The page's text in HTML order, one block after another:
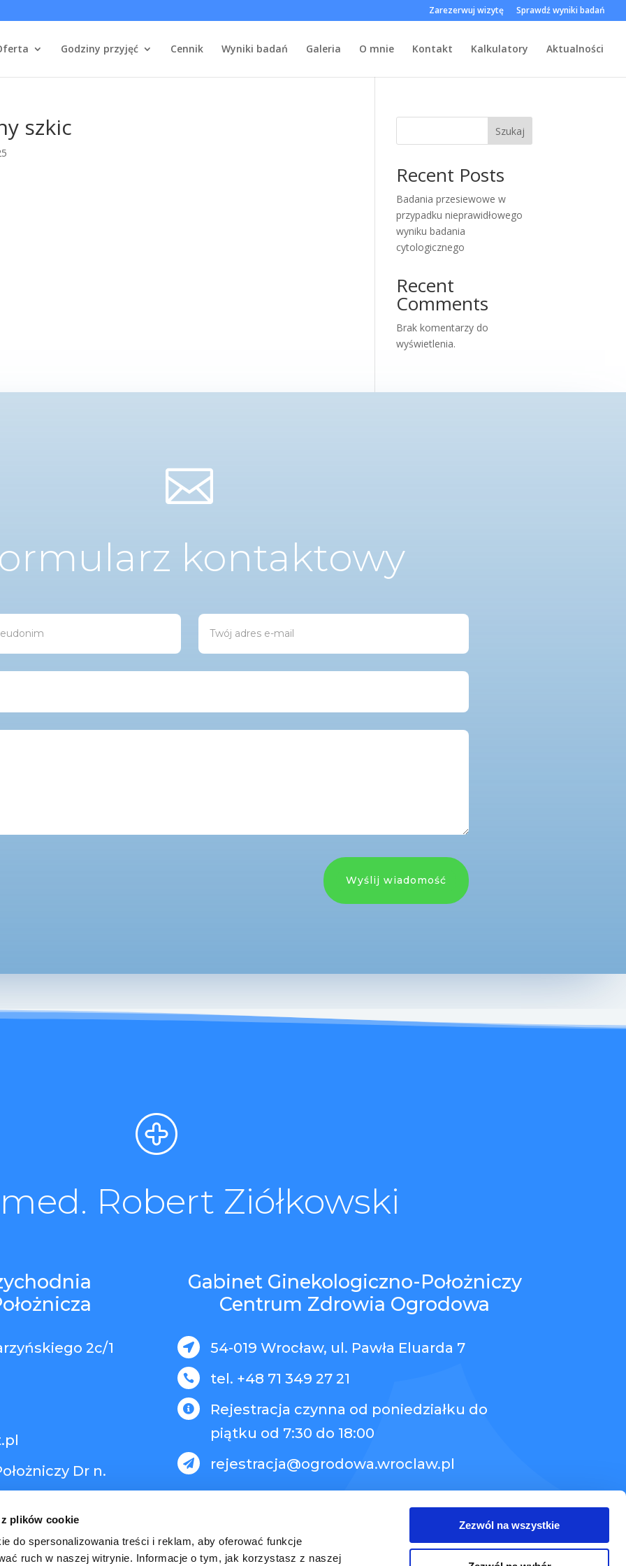
plików cookie
do spersonalizowania treści i reklam, aby oferować funkcje
ruch w naszej witrynie. Informacje o tym, jak korzystasz z naszej
Zezwól na wszystkie
Zarezerwuj wizytę Sprawdź wyniki badań
Godziny przyjęć Cennik Wyniki badań Galeria O mnie Kontakt Kalkulatory Aktualności
szkic Szukaj
Recent Posts
Badania przesiewowe w
przypadku nieprawidłowego
wyniku badania
cytologicznego
Recent
Comments
Brak komentarzy do
wyświetlenia.

kontaktowy
Wyślij wiadomość
Robert Ziółkowski
2c/1
Dr n.
Gabinet Ginekologiczno-Położniczy
Centrum Zdrowia Ogrodowa
 54-019 Wrocław, ul. Pawła Eluarda 7
 tel. +48 71 349 27 21

Rejestracja czynna od poniedziałku do
piątku od 7:30 do 18:00
 rejestracja@ogrodowa.wroclaw.pl